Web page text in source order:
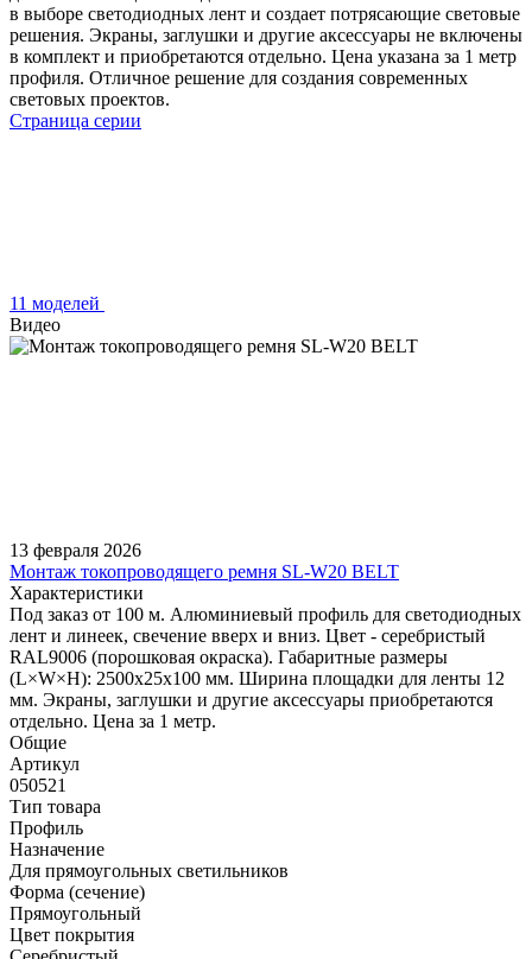
в выборе светодиодных лент и создает потрясающие световые
решения. Экраны, заглушки и другие аксессуары не включены
в комплект и приобретаются отдельно. Цена указана за 1 метр
профиля. Отличное решение для создания современных
световых проектов.
Страница серии
11 моделей
Видео
13 февраля 2026
Монтаж токопроводящего ремня SL-W20 BELT
Характеристики
Под заказ от 100 м. Алюминиевый профиль для светодиодных
лент и линеек, свечение вверх и вниз. Цвет - серебристый
RAL9006 (порошковая окраска). Габаритные размеры
(L×W×H): 2500x25x100 мм. Ширина площадки для ленты 12
мм. Экраны, заглушки и другие аксессуары приобретаются
отдельно. Цена за 1 метр.
Общие
Артикул
050521
Тип товара
Профиль
Назначение
Для прямоугольных светильников
Форма (сечение)
Прямоугольный
Цвет покрытия